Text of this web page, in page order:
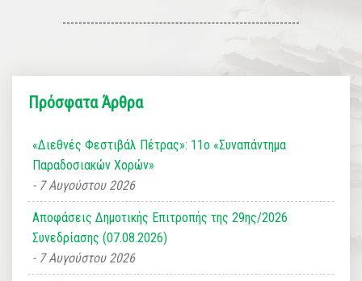
Πρόσφατα Άρθρα
«Διεθνές Φεστιβάλ Πέτρας»: 11ο «Συναπάντημα
Παραδοσιακών Χορών»
7 Αυγούστου 2026
Αποφάσεις Δημοτικής Επιτροπής της 29ης/2026
Συνεδρίασης (07.08.2026)
7 Αυγούστου 2026